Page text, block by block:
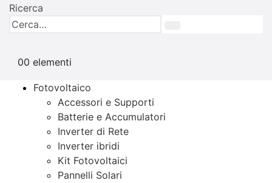
Ricerca
00 elementi
Fotovoltaico
Accessori e Supporti
Batterie e Accumulatori
Inverter di Rete
Inverter ibridi
Kit Fotovoltaici
Pannelli Solari